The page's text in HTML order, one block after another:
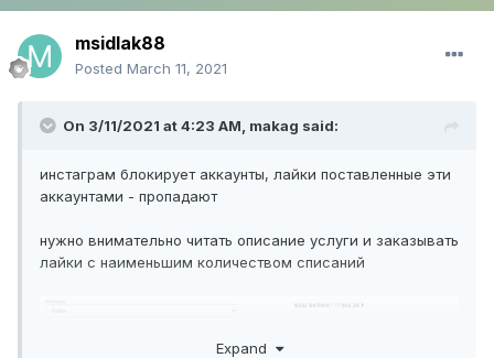
msidlak88
Posted March 11, 2021
On 3/11/2021 at 4:23 AM, makag said:
инстаграм блокирует аккаунты, лайки поставленные эти
аккаунтами - пропадают
нужно внимательно читать описание услуги и заказывать
лайки с наименьшим количеством списаний
Expand